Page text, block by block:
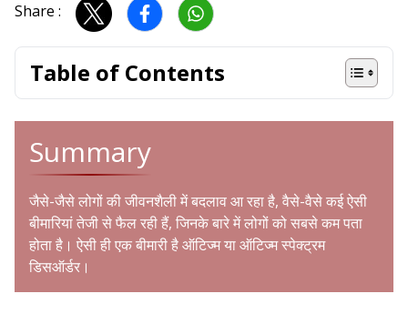
Share :
Table of Contents
Summary
जैसे-जैसे लोगों की जीवनशैली में बदलाव आ रहा है, वैसे-वैसे कई ऐसी
बीमारियां तेजी से फैल रही हैं, जिनके बारे में लोगों को सबसे कम पता
होता है। ऐसी ही एक बीमारी है ऑटिज्म या ऑटिज्म स्पेक्ट्रम
डिसऑर्डर।